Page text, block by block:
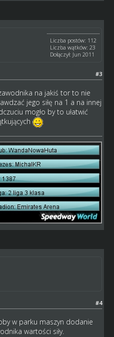
Liczba postów: 112
Liczba wątków: 23
Dołączył: Jun 2011
#3
na jakiś tor to nie
jego siłę na 1 a na innej
mogło by to ułatwić
#4
w parku maszyn dodanie
wartości siły.